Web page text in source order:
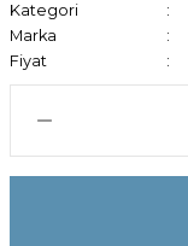
Kategori
Marka
Fiyat